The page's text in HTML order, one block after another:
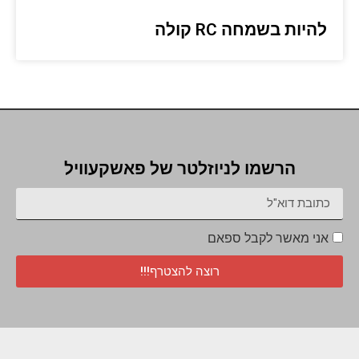
להיות בשמחה RC קולה
הרשמו לניוזלטר של פאשקעוויל
אני מאשר לקבל ספאם
רוצה להצטרף!!!